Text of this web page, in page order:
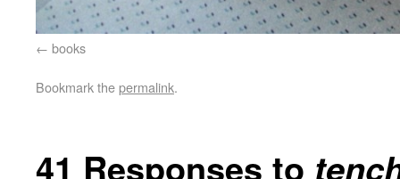
books
Bookmark thepermalink.
41 Responses to